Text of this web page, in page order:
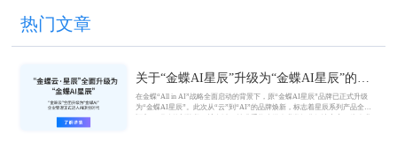
热门文章
关于“金蝶AI星辰”升级为“金蝶AI星辰”的官
方公告
在金蝶“All in AI”战略全面启动的背景下，原“金蝶AI星辰”品牌已正式升级
为“金蝶AI星辰”。此次从“云”到“AI”的品牌焕新，标志着星辰系列产品全面